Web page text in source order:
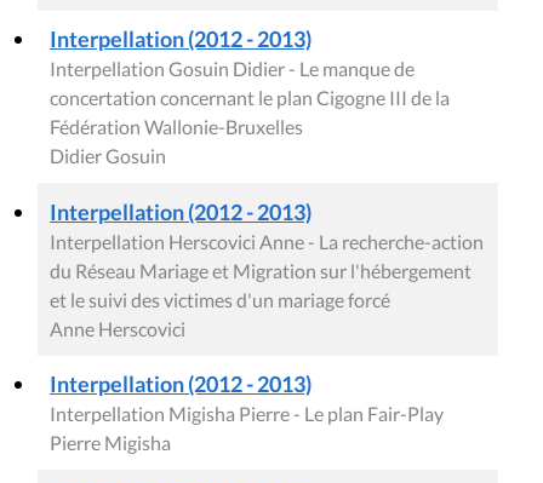
Interpellation (2012 - 2013)
Interpellation Gosuin Didier - Le manque de
concertation concernant le plan Cigogne III de la
Fédération Wallonie-Bruxelles
Didier Gosuin
Interpellation (2012 - 2013)
Interpellation Herscovici Anne - La recherche-action
du Réseau Mariage et Migration sur l'hébergement
et le suivi des victimes d'un mariage forcé
Anne Herscovici
Interpellation (2012 - 2013)
Interpellation Migisha Pierre - Le plan Fair-Play
Pierre Migisha